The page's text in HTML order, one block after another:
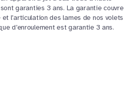
garanties 3 ans. La garantie couvre
l’articulation des lames de nos volets
d’enroulement est garantie 3 ans.